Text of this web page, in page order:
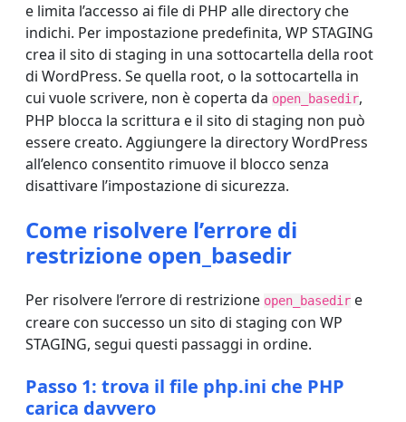
e limita l’accesso ai file di PHP alle directory che
indichi. Per impostazione predefinita, WP STAGING
crea il sito di staging in una sottocartella della root
di WordPress. Se quella root, o la sottocartella in
cui vuole scrivere, non è coperta da open_basedir,
PHP blocca la scrittura e il sito di staging non può
essere creato. Aggiungere la directory WordPress
all’elenco consentito rimuove il blocco senza
disattivare l’impostazione di sicurezza.
Come risolvere l’errore di
restrizione open_basedir
Per risolvere l’errore di restrizione open_basedir e
creare con successo un sito di staging con WP
STAGING, segui questi passaggi in ordine.
Passo 1: trova il file php.ini che PHP
carica davvero